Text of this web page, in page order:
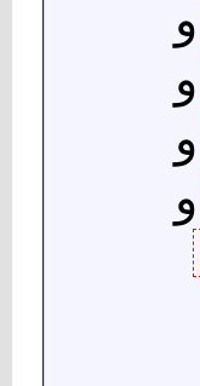
و
و
و
و